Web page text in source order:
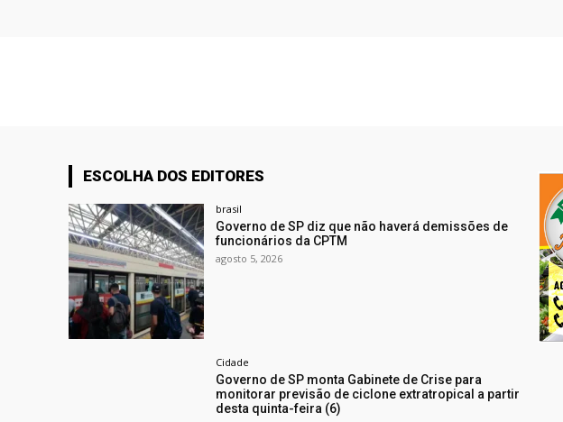
ESCOLHA DOS EDITORES
brasil
Governo de SP diz que não haverá demissões de
funcionários da CPTM
agosto 5, 2026
Cidade
Governo de SP monta Gabinete de Crise para
monitorar previsão de ciclone extratropical a partir
desta quinta-feira (6)